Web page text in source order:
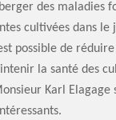
des maladies
cultivées dans
possible de
la santé des
Karl Elagage